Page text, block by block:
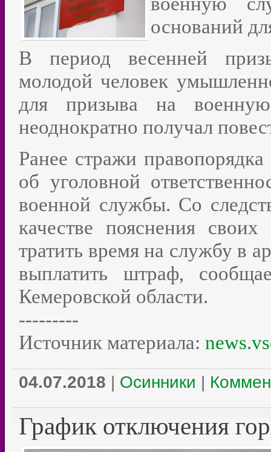
оснований
В период весенней
молодой человек
для призыва на
неоднократно получал
Ранее стражи
об уголовной
военной службы. Со
качестве пояснения
тратить время на службу в
выплатить штраф,
Кемеровской области.
---------
Источник материала:
04.07.2018 | Осинники |
График отключения